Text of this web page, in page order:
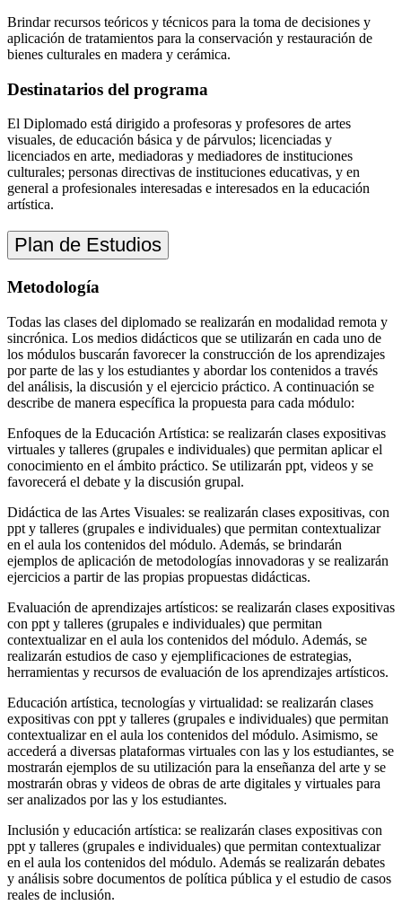
Brindar recursos teóricos y técnicos para la toma de decisiones y
aplicación de tratamientos para la conservación y restauración de
bienes culturales en madera y cerámica.
Destinatarios del programa
El Diplomado está dirigido a profesoras y profesores de artes
visuales, de educación básica y de párvulos; licenciadas y
licenciados en arte, mediadoras y mediadores de instituciones
culturales; personas directivas de instituciones educativas, y en
general a profesionales interesadas e interesados en la educación
artística.
Plan de Estudios
Metodología
Todas las clases del diplomado se realizarán en modalidad remota y
sincrónica. Los medios didácticos que se utilizarán en cada uno de
los módulos buscarán favorecer la construcción de los aprendizajes
por parte de las y los estudiantes y abordar los contenidos a través
del análisis, la discusión y el ejercicio práctico. A continuación se
describe de manera específica la propuesta para cada módulo:
Enfoques de la Educación Artística: se realizarán clases expositivas
virtuales y talleres (grupales e individuales) que permitan aplicar el
conocimiento en el ámbito práctico. Se utilizarán ppt, videos y se
favorecerá el debate y la discusión grupal.
Didáctica de las Artes Visuales: se realizarán clases expositivas, con
ppt y talleres (grupales e individuales) que permitan contextualizar
en el aula los contenidos del módulo. Además, se brindarán
ejemplos de aplicación de metodologías innovadoras y se realizarán
ejercicios a partir de las propias propuestas didácticas.
Evaluación de aprendizajes artísticos: se realizarán clases expositivas
con ppt y talleres (grupales e individuales) que permitan
contextualizar en el aula los contenidos del módulo. Además, se
realizarán estudios de caso y ejemplificaciones de estrategias,
herramientas y recursos de evaluación de los aprendizajes artísticos.
Educación artística, tecnologías y virtualidad: se realizarán clases
expositivas con ppt y talleres (grupales e individuales) que permitan
contextualizar en el aula los contenidos del módulo. Asimismo, se
accederá a diversas plataformas virtuales con las y los estudiantes, se
mostrarán ejemplos de su utilización para la enseñanza del arte y se
mostrarán obras y videos de obras de arte digitales y virtuales para
ser analizados por las y los estudiantes.
Inclusión y educación artística: se realizarán clases expositivas con
ppt y talleres (grupales e individuales) que permitan contextualizar
en el aula los contenidos del módulo. Además se realizarán debates
y análisis sobre documentos de política pública y el estudio de casos
reales de inclusión.